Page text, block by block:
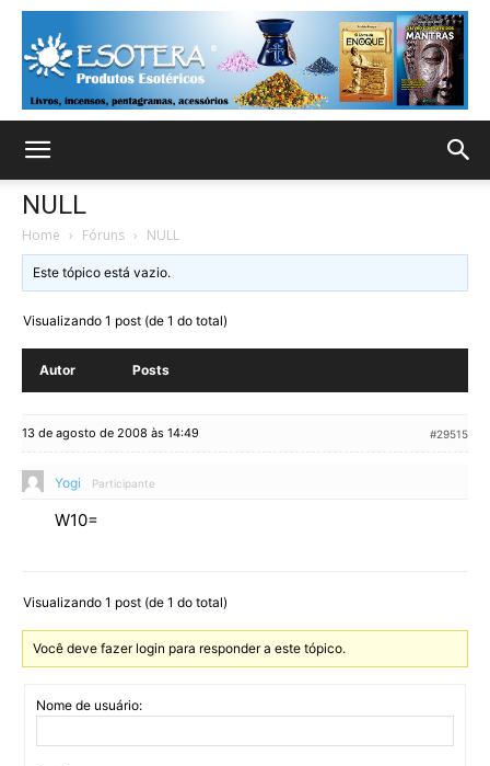
NULL
Home › Fóruns › NULL
Este tópico está vazio.
Visualizando 1 post (de 1 do total)
Autor Posts
13 de agosto de 2008 às 14:49 #29515
Yogi Participante
W10=
Visualizando 1 post (de 1 do total)
Você deve fazer login para responder a este tópico.
Nome de usuário: